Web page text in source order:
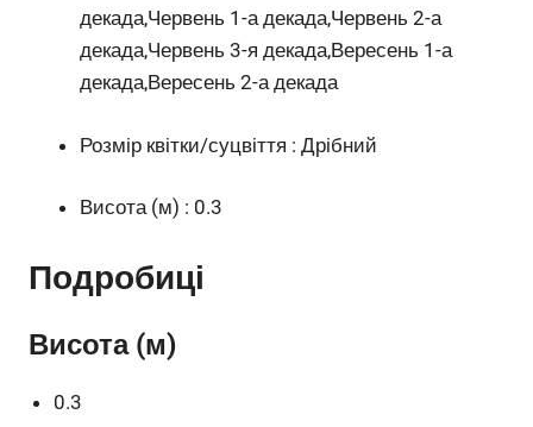
декада,Червень 1-а декада,Червень 2-а
декада,Червень 3-я декада,Вересень 1-а
декада,Вересень 2-а декада
Розмір квітки/суцвіття : Дрібний
Висота (м) : 0.3
Подробиці
Висота (м)
0.3